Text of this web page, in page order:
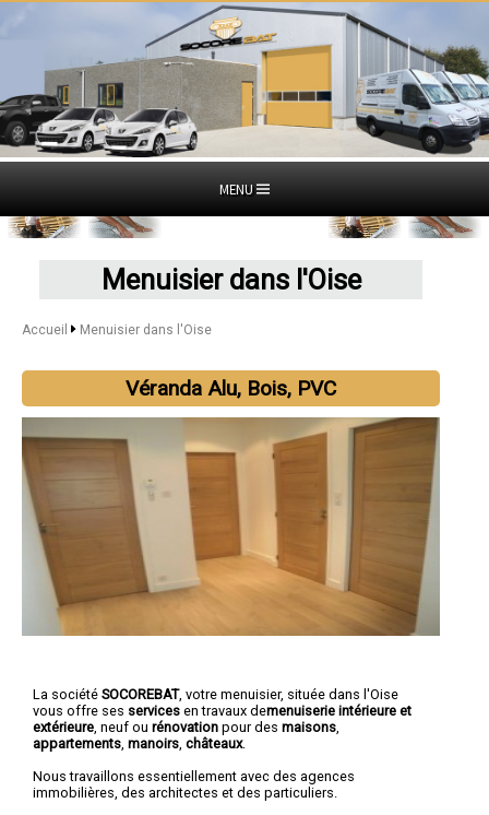
MENU
Menuisier dans l'Oise
Accueil Menuisier dans l'Oise
Véranda Alu, Bois, PVC
La société SOCOREBAT, votre menuisier, située dans l'Oise
vous offre ses services en travaux demenuiserie intérieure et
extérieure , neuf ou rénovation pour des maisons
appartements manoirs châteaux.
Nous travaillons essentiellement avec des agences
immobilières, des architectes et des particuliers.